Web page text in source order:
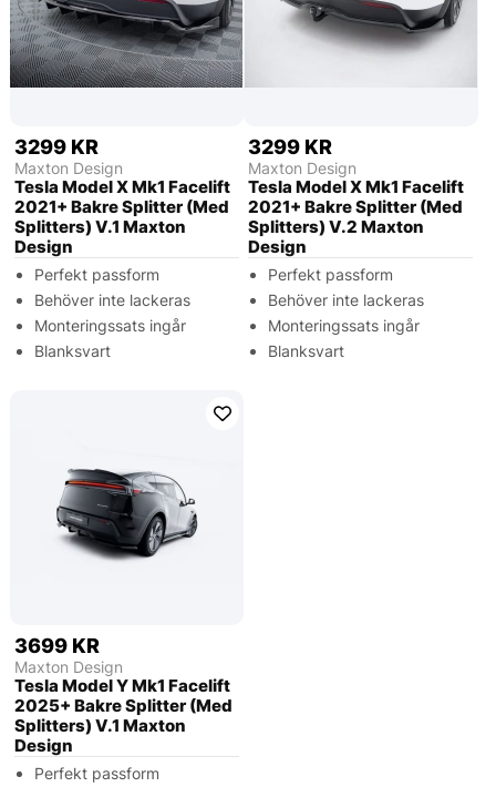
3299 KR
Maxton Design
Tesla Model X Mk1 Facelift
2021+ Bakre Splitter (Med
Splitters) V.1 Maxton
Design
Perfekt passform
Behöver inte lackeras
Monteringssats ingår
Blanksvart
3299 KR
Maxton Design
Tesla Model X Mk1 Facelift
2021+ Bakre Splitter (Med
Splitters) V.2 Maxton
Design
Perfekt passform
Behöver inte lackeras
Monteringssats ingår
Blanksvart
3699 KR
Maxton Design
Tesla Model Y Mk1 Facelift
2025+ Bakre Splitter (Med
Splitters) V.1 Maxton
Design
Perfekt passform